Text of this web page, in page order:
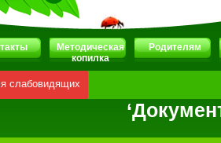
Методическая
копилка
Родителям
слабовидящих